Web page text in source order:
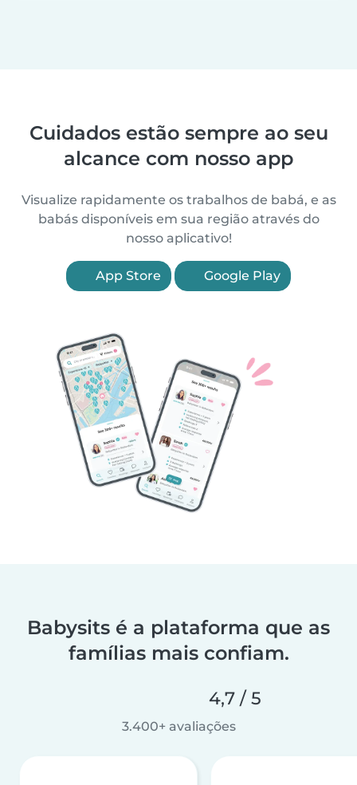
Cuidados estão sempre ao seu
alcance com nosso app
Visualize rapidamente os trabalhos de babá, e as
babás disponíveis em sua região através do
nosso aplicativo!
App Store Google Play
Babysits é a plataforma que as
famílias mais confiam.
4,7 / 5
3.400+ avaliações